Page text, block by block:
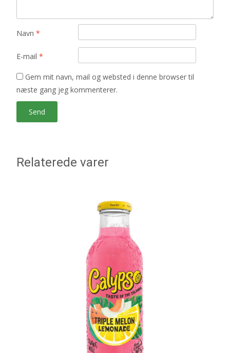
Navn *
E-mail *
Gem mit navn, mail og websted i denne browser til
næste gang jeg kommenterer.
Relaterede varer